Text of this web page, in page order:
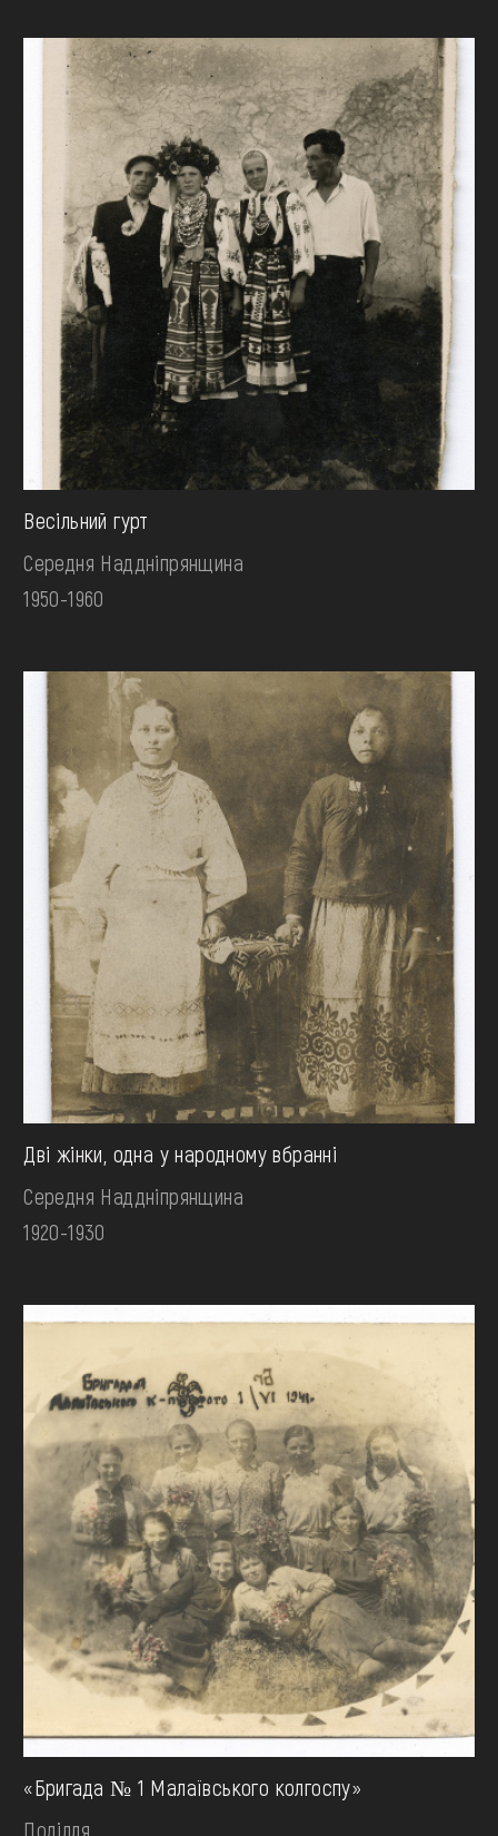
Весільний гурт
Середня Наддніпрянщина
1950-1960
Дві жінки, одна у народному вбранні
Середня Наддніпрянщина
1920-1930
«Бригада № 1 Малаївського колгоспу»
Поділля